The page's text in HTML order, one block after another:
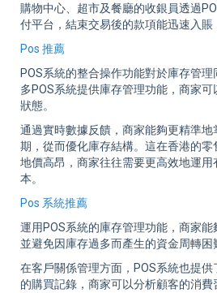
購物中心、超市及餐廳的收銀員透過
付平台，結束交易後的款項能迅速入賬
Pos 推薦
POS系統的整合操作功能對於庫存管
多POS系統提供庫存管理功能，商家
狀態。
通過實時數據反饋，商家能夠更精準地
期，從而優化庫存結構。這在香港的
地價高昂，商家往往需要更高效地運
本。
Pos 系統推薦
運用POS系統的庫存管理功能，商家能
並避免因庫存過多而產生的資金周轉困
在客戶關係管理方面，POS系統也提
的購買記錄，商家可以分析顧客的消